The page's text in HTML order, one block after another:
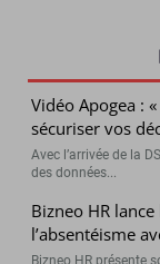
Vidéo Apogea :
sécuriser vos
Avec l’arrivée de la
des données...
Bizneo HR lance
l’absentéisme
Bizneo HR présente